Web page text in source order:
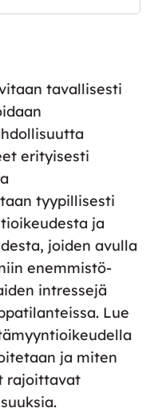
tavallisesti
erityisesti
tyypillisesti
ja
joiden avulla
enemmistö-
intressejä
Lue
ja miten
rajoittavat